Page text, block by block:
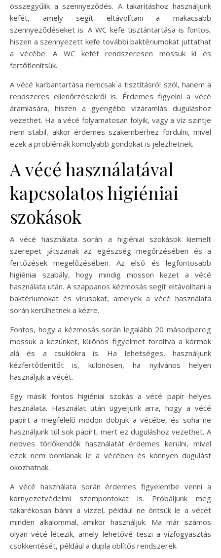
összegyűlik a szennyeződés. A takarításhoz használjunk
kefét, amely segít eltávolítani a makacsabb
szennyeződéseket is. A WC kefe tisztántartása is fontos,
hiszen a szennyezett kefe további baktériumokat juttathat
a vécébe. A WC kefét rendszeresen mossuk ki és
fertőtlenítsük.
A vécé karbantartása nemcsak a tisztításról szól, hanem a
rendszeres ellenőrzésekről is. Érdemes figyelni a vécé
áramlására, hiszen a gyengébb vízáramlás duguláshoz
vezethet. Ha a vécé folyamatosan folyik, vagy a víz szintje
nem stabil, akkor érdemes szakemberhez fordulni, mivel
ezek a problémák komolyabb gondokat is jelezhetnek.
A vécé használatával
kapcsolatos higiéniai
szokások
A vécé használata során a higiéniai szokások kiemelt
szerepet játszanak az egészség megőrzésében és a
fertőzések megelőzésében. Az első és legfontosabb
higiéniai szabály, hogy mindig mosson kezet a vécé
használata után. A szappanos kézmosás segít eltávolítani a
baktériumokat és vírusokat, amelyek a vécé használata
során kerülhetnek a kézre.
Fontos, hogy a kézmosás során legalább 20 másodpercig
mossuk a kezünket, különös figyelmet fordítva a körmök
alá és a csuklókra is. Ha lehetséges, használjunk
kézfertőtlenítőt is, különösen, ha nyilvános helyen
használjuk a vécét.
Egy másik fontos higiéniai szokás a vécé papír helyes
használata. Használat után ügyeljünk arra, hogy a vécé
papírt a megfelelő módon dobjuk a vécébe, és soha ne
használjunk túl sok papírt, mert ez duguláshoz vezethet. A
nedves törlőkendők használatát érdemes kerülni, mivel
ezek nem bomlanak le a vécében és könnyen dugulást
okozhatnak.
A vécé használata során érdemes figyelembe venni a
környezetvédelmi szempontokat is. Próbáljunk meg
takarékosan bánni a vízzel, például ne öntsük le a vécét
minden alkalommal, amikor használjuk. Ma már számos
olyan vécé létezik, amely lehetővé teszi a vízfogyasztás
csökkentését, például a dupla öblítős rendszerek.